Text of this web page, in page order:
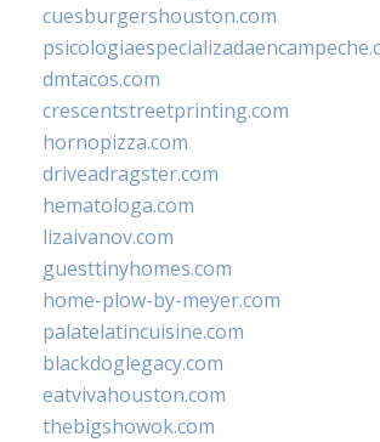
cuesburgershouston.com
dmtacos.com
crescentstreetprinting.com
hornopizza.com
driveadragster.com
hematologa.com
lizaivanov.com
guesttinyhomes.com
home-plow-by-meyer.com
palatelatincuisine.com
blackdoglegacy.com
eatvivahouston.com
thebigshowok.com